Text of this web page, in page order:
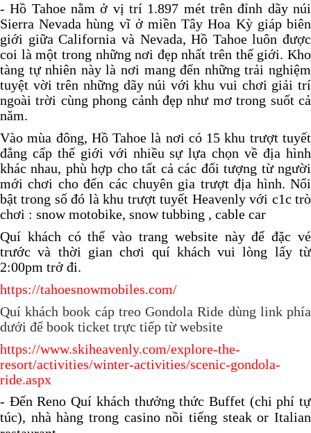
-Hồ Tahoe nằm ở vị trí 1.897 mét trên đỉnh dãy núi
Sierra Nevada hùng vĩ ở miền Tây Hoa Kỳ giáp biên
giới giữa California và Nevada, Hồ Tahoe luôn được
coi là một trong những nơi đẹp nhất trên thế giới. Kho
tàng tự nhiên này là nơi mang đến những trải nghiệm
tuyệt vời trên những dãy núi với khu vui chơi giải trí
ngoài trời cùng phong cảnh đẹp như mơ trong suốt cả
năm.
Vào mùa đông, Hồ Tahoe là nơi có 15 khu trượt tuyết
đẳng cấp thế giới với nhiều sự lựa chọn về địa hình
khác nhau, phù hợp cho tất cả các đối tượng từ người
mới chơi cho đến các chuyên gia trượt địa hình. Nổi
bật trong số đó là khu trượt tuyết Heavenly với c1c trò
chơi : snow motobike, snow tubbing , cable car
Quí khách có thể vào trang website này để đặc vé
trước và thời gian chơi quí khách vui lòng lấy từ
2:00pm trở đi.
https://tahoesnowmobiles.com/
Quí khách book cáp treo Gondola Ride dùng link phía
dưới để book ticket trực tiếp từ website
https://www.skiheavenly.com/explore-the-
resort/activities/winter-activities/scenic-gondola-
ride.aspx
- Đến Reno Quí khách thưởng thức Buffet (chi phí tự
túc), nhà hàng trong casino nồi tiếng steak or Italian